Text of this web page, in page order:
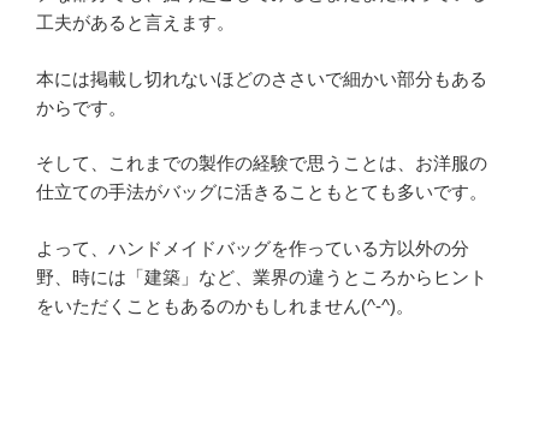
工夫があると言えます。
本には掲載し切れないほどのささいで細かい部分もある
からです。
そして、これまでの製作の経験で思うことは、お洋服の
仕立ての手法がバッグに活きることもとても多いです。
よって、ハンドメイドバッグを作っている方以外の分
野、時には「建築」など、業界の違うところからヒント
をいただくこともあるのかもしれません(^-^)。